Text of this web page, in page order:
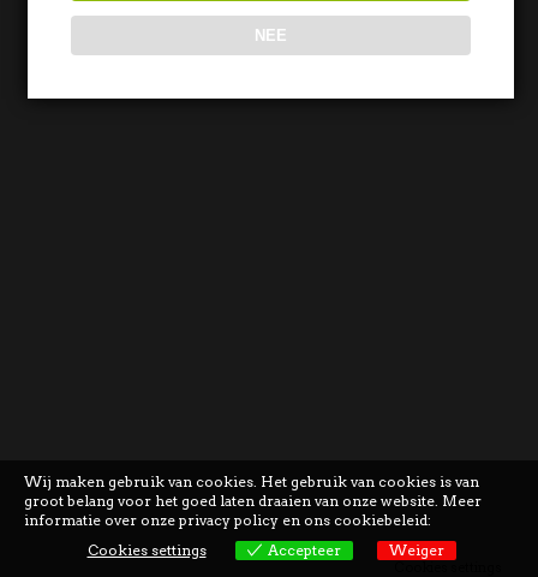
Wij maken gebruik van cookies. Het gebruik van cookies is van
groot belang voor het goed laten draaien van onze website. Meer
informatie over onze privacy policy en ons cookiebeleid:
Cookies settings
Accepteer Weiger
NEE